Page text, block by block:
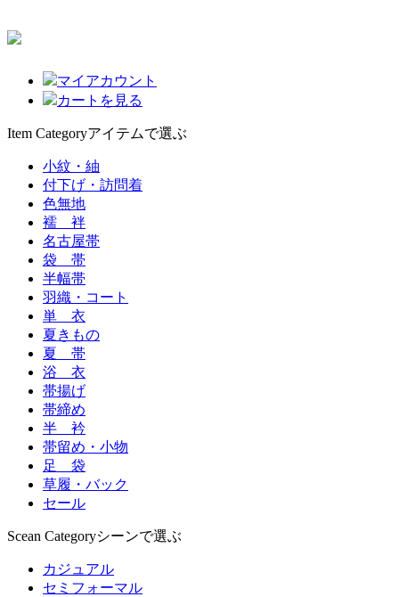
マイアカウント
カートを見る
Item Categoryアイテムで選ぶ
小紋・紬
付下げ・訪問着
色無地
襦 袢
名古屋帯
袋 帯
半幅帯
羽織・コート
単 衣
夏きもの
夏 帯
浴 衣
帯揚げ
帯締め
半 衿
帯留め・小物
足 袋
草履・バック
セール
Scean Categoryシーンで選ぶ
カジュアル
セミフォーマル